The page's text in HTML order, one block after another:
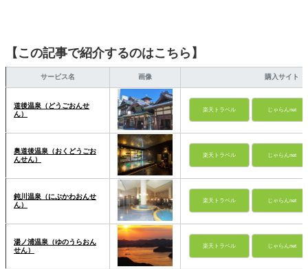
【この記事で紹介するのはこちら】
サービス名 画像 購入サイト
道後温泉（どうごおんせ
ん）
楽天トラベル じゃらんnet
奥道後温泉（おくどうごお
んせん）
楽天トラベル じゃらんnet
鈍川温泉（にぶかわおんせ
ん）
楽天トラベル じゃらんnet
湯ノ浦温泉（ゆのうらおん
せん）
楽天トラベル じゃらんnet